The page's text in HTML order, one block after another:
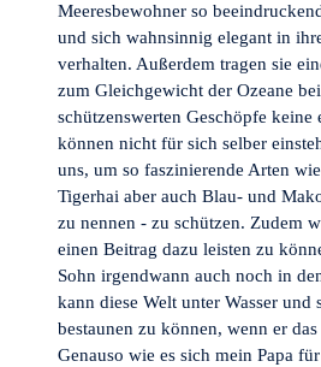
Meeresbewohner so
und sich wahnsinnig elegant in
verhalten. Außerdem tragen sie
zum Gleichgewicht der Ozeane
schützenswerten Geschöpfe keine
können nicht für sich selber
uns, um so faszinierende Arten
Tigerhai aber auch Blau- und
zu nennen - zu schützen. Zudem
einen Beitrag dazu leisten zu
Sohn irgendwann auch noch in
kann diese Welt unter Wasser und
bestaunen zu können, wenn er
Genauso wie es sich mein Papa